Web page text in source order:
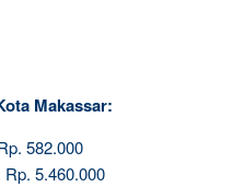
Makassar:
582.000
5.460.000